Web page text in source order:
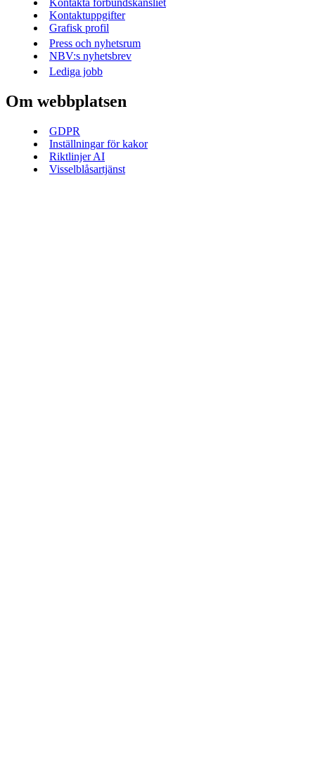
Kontakta förbundskansliet
Kontaktuppgifter
Grafisk profil
Press och nyhetsrum
NBV:s nyhetsbrev
Lediga jobb
Om webbplatsen
GDPR
Inställningar för kakor
Riktlinjer AI
Visselblåsartjänst